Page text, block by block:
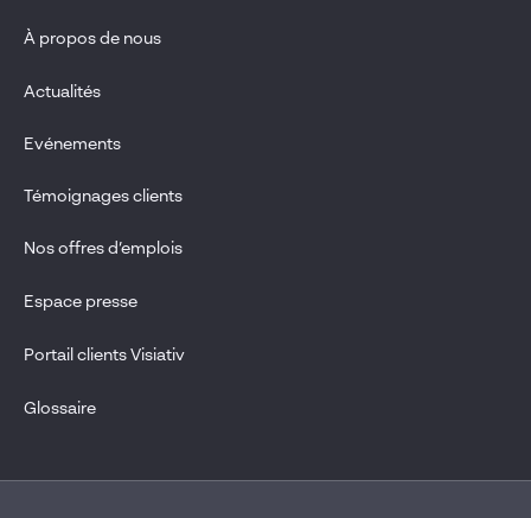
À propos de nous
Actualités
Evénements
Témoignages clients
Nos offres d’emplois
Espace presse
Portail clients Visiativ
Glossaire